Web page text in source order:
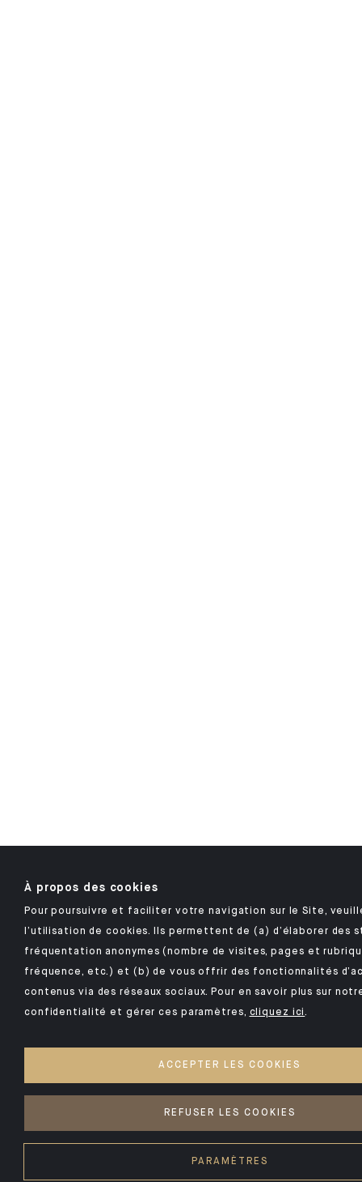
À propos des cookies
Pour poursuivre et faciliter votre navigation sur le Site,
l’utilisation de cookies. Ils permettent de (a) d’élaborer des
fréquentation anonymes (nombre de visites, pages et
fréquence, etc.) et (b) de vous offrir des fonctionnalités
contenus via des réseaux sociaux. Pour en savoir plus sur
confidentialité et gérer ces paramètres, cliquez ici.
ACCEPTER LES COOKIES
REFUSER LES COOKIES
PARAMÈTRES